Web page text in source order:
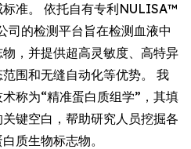
准。 依托自有专利NULISA™
的检测平台旨在检测血液中
，并提供超高灵敏度、高特异
围和无缝自动化等优势。 我
称为“精准蛋白质组学”，其填
键空白，帮助研究人员挖掘各
质生物标志物。